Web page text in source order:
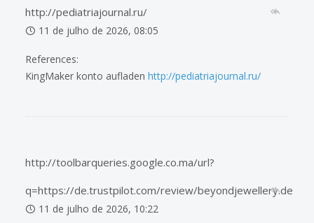
http://pediatriajournal.ru/
11 de julho de 2026, 08:05
References:
KingMaker konto aufladen http://pediatriajournal.ru/
http://toolbarqueries.google.co.ma/url?
q=https://de.trustpilot.com/review/beyondjewellery.de
11 de julho de 2026, 10:22